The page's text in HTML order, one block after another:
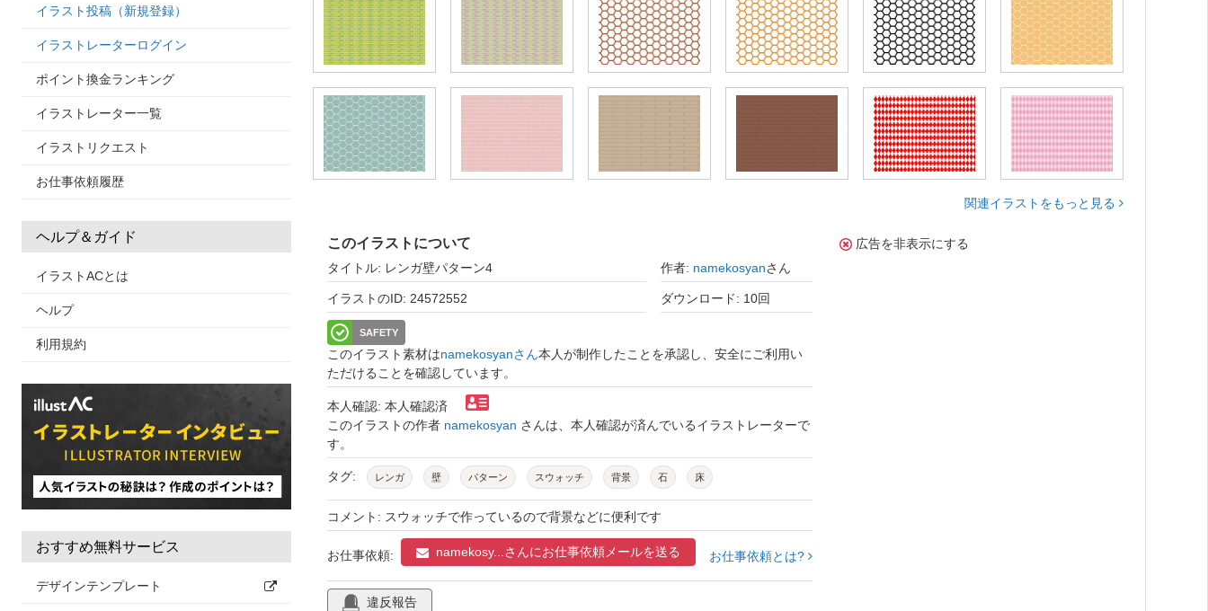
イラスト投稿（新規登録）
イラストレーターログイン
ポイント換金ランキング
イラストレーター一覧
イラストリクエスト
お仕事依頼履歴
ヘルプ＆ガイド
イラストACとは
ヘルプ
利用規約
おすすめ無料サービス
デザインテンプレート
関連イラストをもっと見る
このイラストについて
タイトル: レンガ壁パターン4 作者: namekosyanさん
イラストのID: 24572552 ダウンロード: 10回
SAFETY
このイラスト素材はnamekosyanさん本人が制作したことを承認し、安全にご利用い
ただけることを確認しています。
本人確認: 本人確認済
このイラストの作者 namekosyan さんは、本人確認が済んでいるイラストレーターで
す。
タグ: レンガ 壁 パターン スウォッチ 背景 石 床
コメント: スウォッチで作っているので背景などに便利です
お仕事依頼: namekosy...さんにお仕事依頼メールを送る お仕事依頼とは?
違反報告
広告を非表示にする